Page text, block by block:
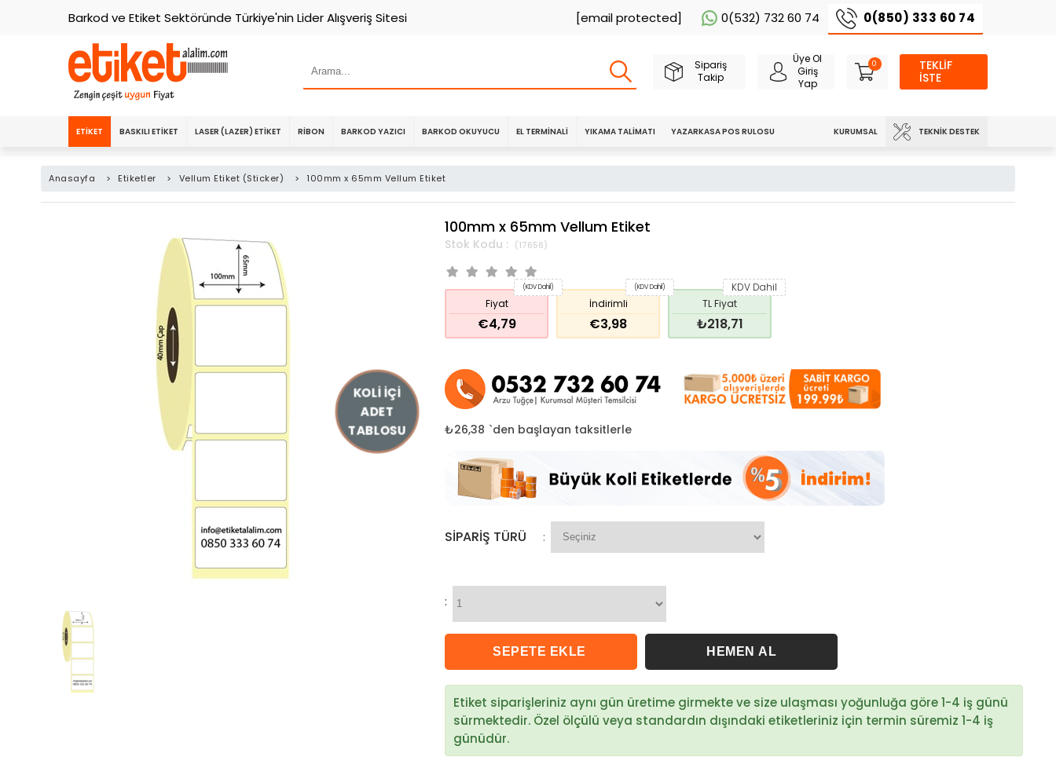
Barkod ve Etiket Sektöründe Türkiye'nin Lider Alışveriş Sitesi [email protected] 0(532) 732 60 74 0(850) 333 60 74
Sipariş
Takip
Üye Ol
Giriş
Yap
0
TEKLİF
İSTE
ETIKET BASKILI ETIKET LASER (LAZER) ETIKET RIBON BARKOD YAZICI BARKOD OKUYUCU EL TERMINALI YIKAMA TALIMATI YAZARKASA POS RULOSU KURUMSAL TEKNIK DESTEK
Anasayfa > Etiketler > Vellum Etiket (Sticker) > 100mm x 65mm Vellum Etiket
100mm x 65mm Vellum Etiket
(17656)
Fiyat
€4,79
(KDV Dahil)
İndirimli
€3,98
(KDV Dahil)
TL Fiyat
₺218,71
KDV Dahil
₺26,38 `den başlayan taksitlerle
SIPARIŞ TÜRÜ :
:
Etiket siparişleriniz aynı gün üretime girmekte ve size ulaşması yoğunluğa göre 1-4 iş günü
sürmektedir. Özel ölçülü veya standardın dışındaki etiketleriniz için termin süremiz 1-4 iş
günüdür.
KOLİ İÇİ
ADET
TABLOSU